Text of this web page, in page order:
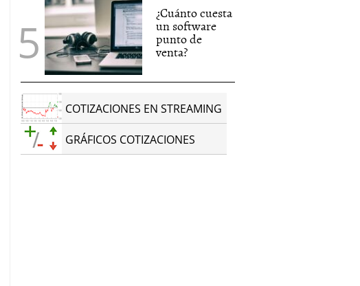
¿Cuánto cuesta
un software
punto de
venta?
COTIZACIONES EN STREAMING
GRÁFICOS COTIZACIONES